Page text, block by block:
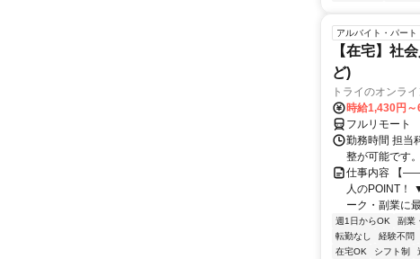
アルバイト・パート
【在宅】社
ど)
トライのオンラ
時給1,430円～
フルリモート
勤務時間 担当
整が可能です。
仕事内容 【
人のPOINT！
ーク・副業に
週1日からOK 副業
転勤なし
経験不問
在宅OK
シフト制